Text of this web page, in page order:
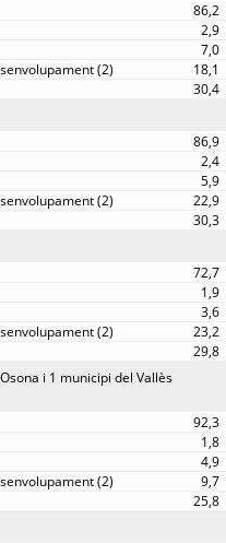
86,2
2,9
7,0
18,1
30,4
86,9
2,4
5,9
22,9
30,3
72,7
1,9
3,6
23,2
29,8
i 1 municipi del Vallès
92,3
1,8
4,9
9,7
25,8